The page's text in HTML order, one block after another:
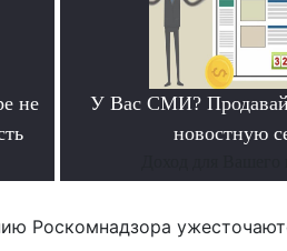
не
У Вас СМИ? Продавай
новостную
Роскомнадзора